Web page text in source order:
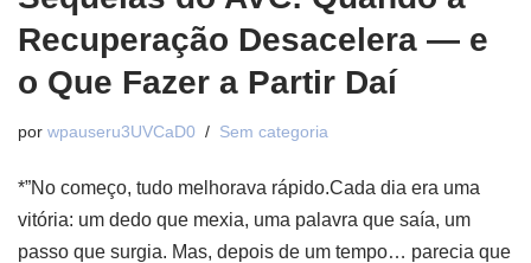
Recuperação Desacelera — e
o Que Fazer a Partir Daí
por wpauseru3UVCaD0 Sem categoria
*”No começo, tudo melhorava rápido.Cada dia era uma
vitória: um dedo que mexia, uma palavra que saía, um
passo que surgia. Mas, depois de um tempo… parecia que